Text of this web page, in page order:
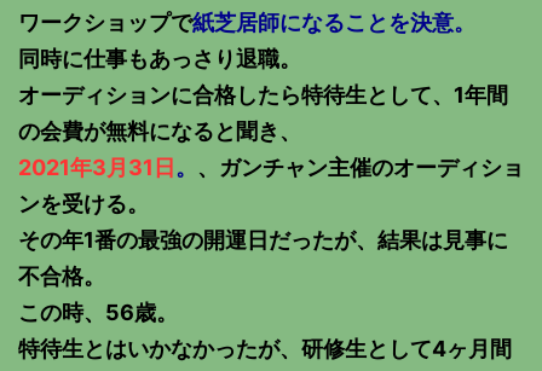
ワークショップで紙芝居師になることを決意。
同時に仕事もあっさり退職。
オーディションに合格したら特待生として、1年間
の会費が無料になると聞き、
2021年3月31日 。 、ガンチャン主催のオーディショ
ンを受ける。
その年1番の最強の開運日だったが、結果は見事に
不合格。
この時、56歳。
特待生とはいかなかったが、研修生として4ヶ月間